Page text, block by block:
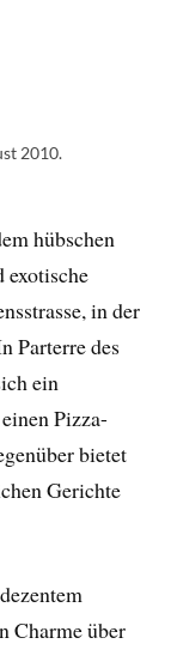
2010.
hübschen
exotische
in der
Parterre des
ein
Pizza-
bietet
Gerichte
Charme über